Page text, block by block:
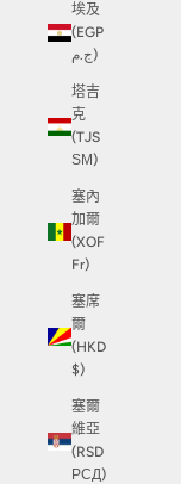
埃及
(EGP
ج.م)
塔吉
克
(TJS
ЅМ)
塞內
加爾
(XOF
Fr)
塞席
爾
(HKD
$)
塞爾
維亞
(RSD
РСД)